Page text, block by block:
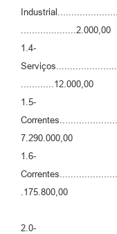
Prestação de Contas
RELATÓRIO ESPORTE
....................2.000,00
1.4-
............12.000,00
1.5-
7.290.000,00
1.6-
.175.800,00
2.0-